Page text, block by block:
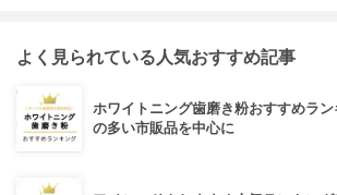
よく見られている人気おすすめ記事
ホワイトニング歯磨き粉おすすめラ
の多い市販品を中心に